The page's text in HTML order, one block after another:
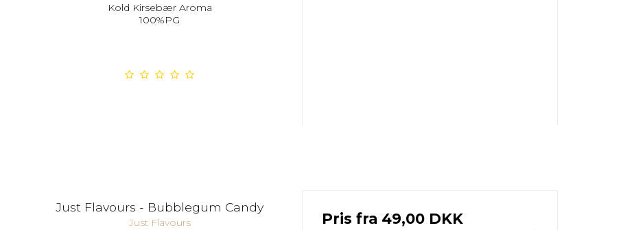
Kold Kirsebær Aroma
100%PG
Just Flavours - Bubblegum Candy
Just Flavours Pris fra 49,00 DKK